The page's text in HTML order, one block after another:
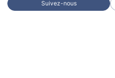
Suivez-nous